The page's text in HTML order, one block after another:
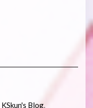
KSkun's Blog.